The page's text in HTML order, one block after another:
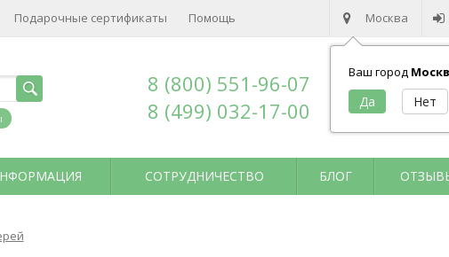
Москва
Ваш город
Подарочные сертификаты Помощь
8 (800) 551-96-07
8 (499) 032-17-00
СОТРУДНИЧЕСТВО БЛОГ